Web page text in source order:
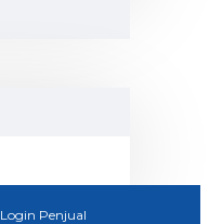
Login Penjual